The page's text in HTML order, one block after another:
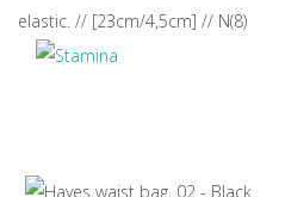
elastic. // [23cm/4,5cm] // N(8)